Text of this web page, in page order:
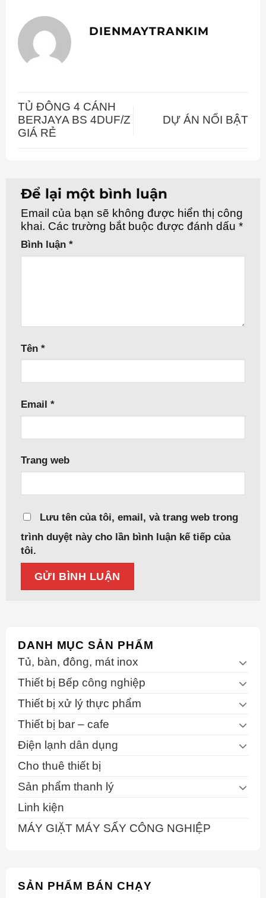
DIENMAYTRANKIM
TỦ ĐÔNG 4 CÁNH
BERJAYA BS 4DUF/Z
GIÁ RẺ
DỰ ÁN NỔI BẬT
Để lại một bình luận
Email của bạn sẽ không được hiển thị công
khai. Các trường bắt buộc được đánh dấu *
Bình luận *
Tên *
Email *
Trang web
Lưu tên của tôi, email, và trang web trong
trình duyệt này cho lần bình luận kế tiếp của
tôi.
DANH MỤC SẢN PHẨM
Tủ, bàn, đông, mát inox
Thiết bị Bếp công nghiệp
Thiết bị xử lý thực phẩm
Thiết bị bar – cafe
Điện lạnh dân dụng
Cho thuê thiết bị
Sản phẩm thanh lý
Linh kiện
MÁY GIẶT MÁY SẤY CÔNG NGHIỆP
SẢN PHẨM BÁN CHẠY